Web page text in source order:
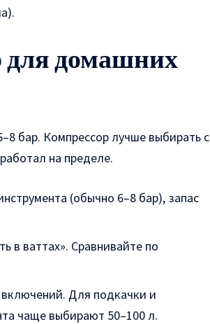
для домашних
бар. Компрессор лучше выбирать с
на пределе.
(обычно 6–8 бар), запас
в ваттах». Сравнивайте по
включений. Для подкачки и
чаще выбирают 50–100 л.